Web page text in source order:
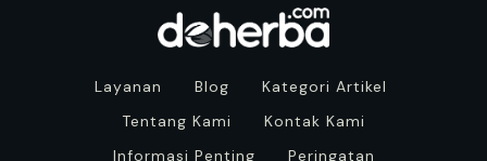
Layanan Blog
Kategori Artikel
Tentang Kami
Kontak Kami
Informasi Penting
Peringatan